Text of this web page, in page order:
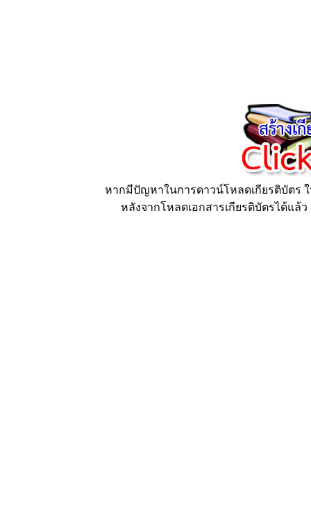
หากมีปัญหาในการดาวน์โหลดเกียรติบัตร
หลังจากโหลดเอกสารเกียรติบัตรได้แล้